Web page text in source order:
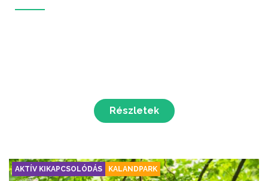
Részletek
AKTÍV KIKAPCSOLÓDÁS KALANDPARK